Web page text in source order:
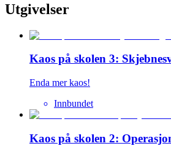
Utgivelser
Kaos på skolen 3:
Enda mer kaos!
Innbundet
Kaos på skolen 2: